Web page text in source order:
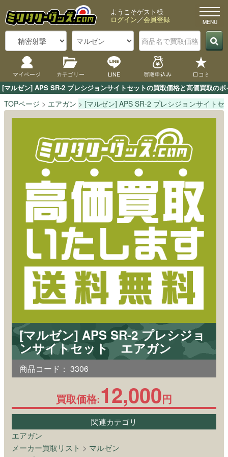
[マルゼン] APS SR-2 プレシジョンサイトセットの買取価格と高価買取の
ようこそゲスト様
ログイン／会員登録
マイページ カテゴリー LINE 買取申込み 口コミ
TOPページ エアガン [マルゼン] APS SR-2 プレシジョンサイトセ
[マルゼン] APS SR-2 プレシジョ
ンサイトセット エアガン
商品コード： 3306
買取価格:12,000円
関連カテゴリ
エアガン
メーカー買取リスト > マルゼン